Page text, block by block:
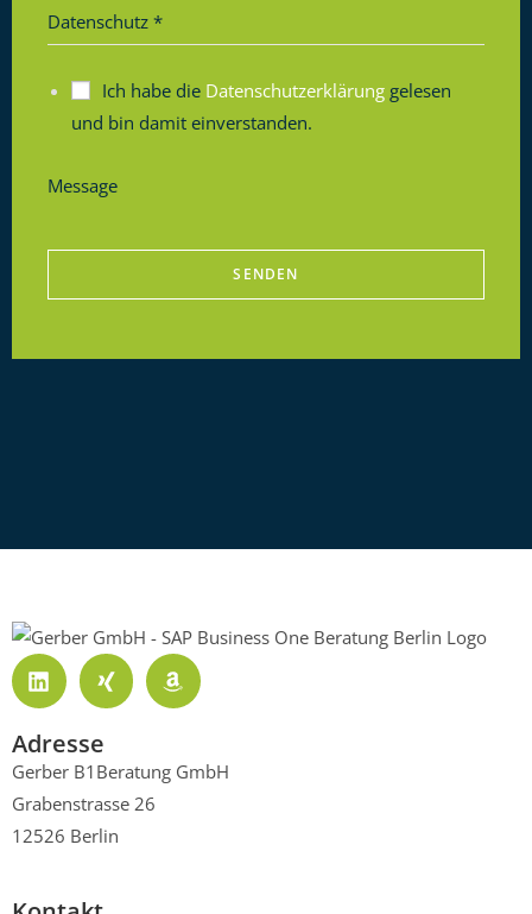
Datenschutz *
Ich habe die Datenschutzerklärung gelesen
und bin damit einverstanden.
Message
SENDEN
Adresse
Gerber B1Beratung GmbH
Grabenstrasse 26
12526 Berlin